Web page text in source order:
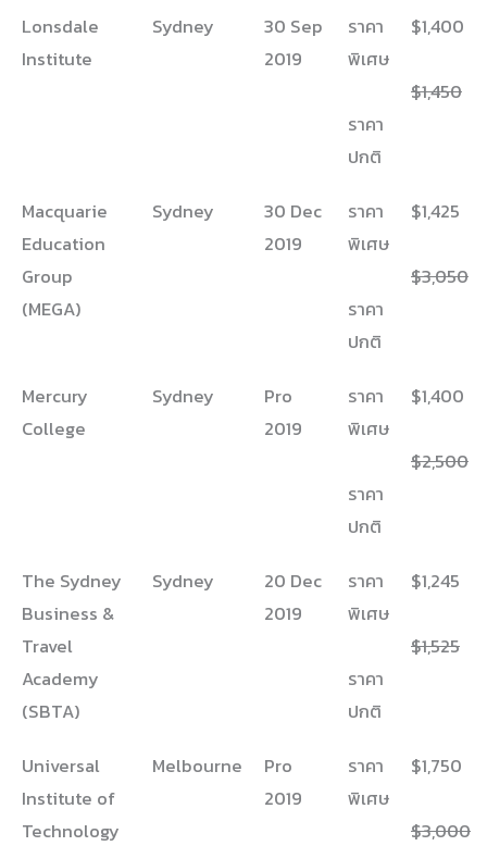
Lonsdale
Institute
Sydney
30 Sep
2019
ราคา
พิเศษ
ราคา
ปกติ
$1,400
$1,450
Macquarie
Education
Group
(MEGA)
Sydney
30 Dec
2019
ราคา
พิเศษ
ราคา
ปกติ
$1,425
$3,050
Mercury
College
Sydney
Pro
2019
ราคา
พิเศษ
ราคา
ปกติ
$1,400
$2,500
The Sydney
Business &
Travel
Academy
(SBTA)
Sydney
20 Dec
2019
ราคา
พิเศษ
ราคา
ปกติ
$1,245
$1,525
Universal
Institute of
Technology
Melbourne
Pro
2019
ราคา
พิเศษ
$1,750
$3,000